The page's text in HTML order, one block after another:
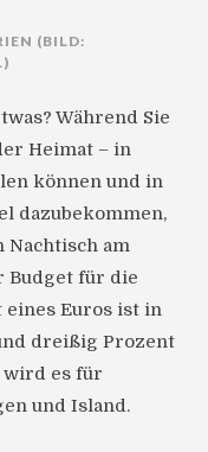
(BILD:
Während Sie
Heimat – in
können und in
dazubekommen,
Nachtisch am
Budget für die
Euros ist in
dreißig Prozent
wird es für
und Island.